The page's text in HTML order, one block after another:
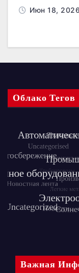
Июн 18, 2026
Облако Тегов
Важная